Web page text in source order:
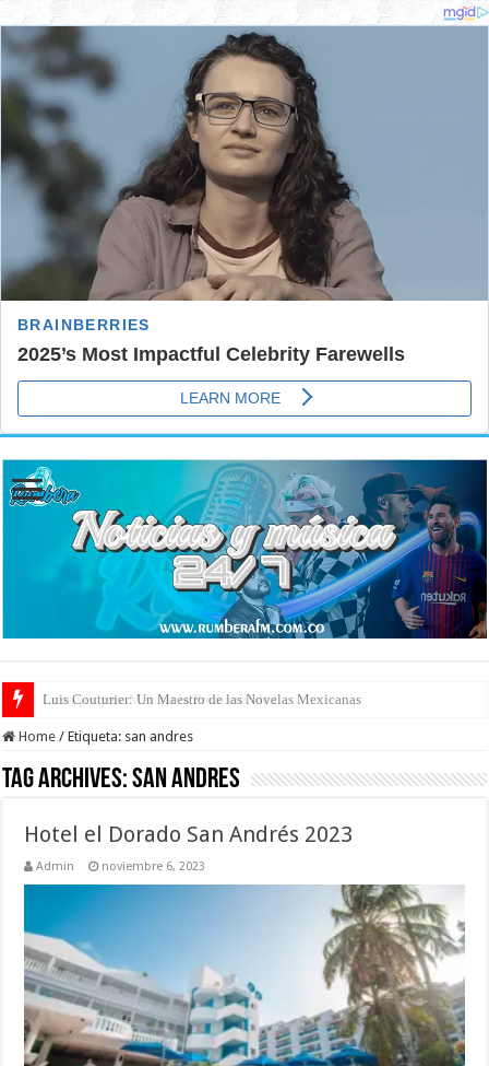
Consejos para Mejorar la Productividad
Home / Etiqueta: san andres
Tag Archives:san andres
Hotel el Dorado San Andrés 2023
Admin noviembre 6, 2023